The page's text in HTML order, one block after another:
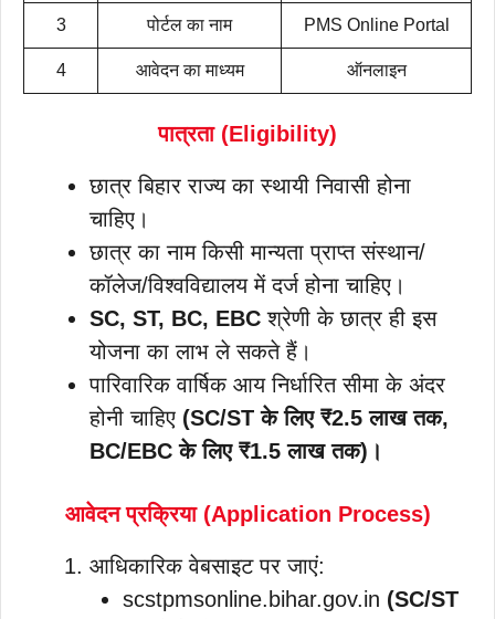
3 पोर्टल का नाम PMS Online Portal
4 आवेदन का माध्यम ऑनलाइन
पात्रता (Eligibility)
छात्र बिहार राज्य का स्थायी निवासी होना
चाहिए।
छात्र का नाम किसी मान्यता प्राप्त संस्थान/
कॉलेज/विश्वविद्यालय में दर्ज होना चाहिए।
SC, ST, BC, EBC श्रेणी के छात्र ही इस
योजना का लाभ ले सकते हैं।
पारिवारिक वार्षिक आय निर्धारित सीमा के अंदर
होनी चाहिए (SC/ST के लिए ₹2.5 लाख तक,
BC/EBC के लिए ₹1.5 लाख तक)।
आवेदन प्रक्रिया (Application Process)
आधिकारिक वेबसाइट पर जाएं:
scstpmsonline.bihar.gov.in (SC/ST